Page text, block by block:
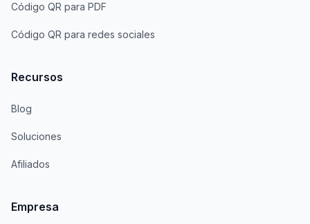
Código QR para PDF
Código QR para redes sociales
Recursos
Blog
Soluciones
Afiliados
Empresa